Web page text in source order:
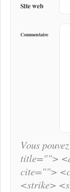
Site web
Commentaire
Vous
title="">
cite="">
<strike>